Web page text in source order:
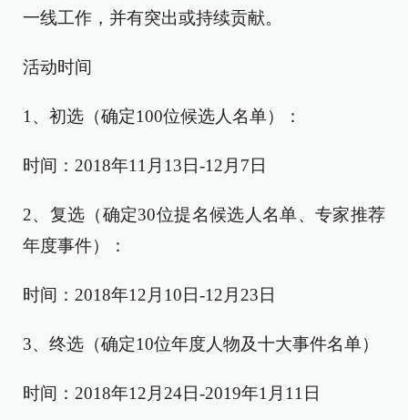
一线工作，并有突出或持续贡献。
活动时间
1、初选（确定100位候选人名单）：
时间：2018年11月13日-12月7日
2、复选（确定30位提名候选人名单、专家推荐
年度事件）：
时间：2018年12月10日-12月23日
3、终选（确定10位年度人物及十大事件名单）
时间：2018年12月24日-2019年1月11日